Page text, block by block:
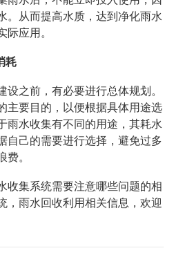
。从而提高水质，达到净化雨水
应用。
耗
之前，有必要进行总体规划。
主要目的，以便根据具体用途选
雨水收集有不同的用途，其耗水
自己的需要进行选择，避免过多
。
收集系统需要注意哪些问题的相
，雨水回收利用相关信息，欢迎